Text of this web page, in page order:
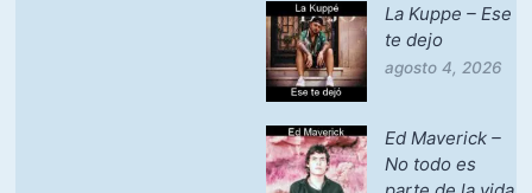
La Kuppe – Ese
te dejo
agosto 4, 2026
Ed Maverick –
No todo es